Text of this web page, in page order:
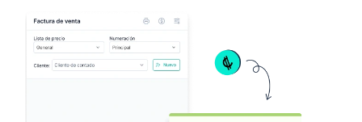
Balanza POS: tiquete 4.4 válido
con el peso exacto
Pese el producto, presione un botón y emita
el tiquete válido ante Hacienda. Su contador